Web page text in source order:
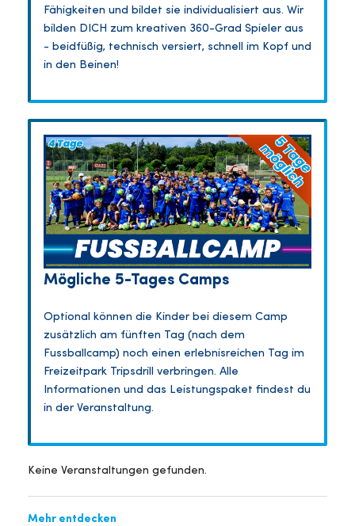
Fähigkeiten und bildet sie individualisiert aus. Wir
bilden DICH zum kreativen 360-Grad Spieler aus
- beidfüßig, technisch versiert, schnell im Kopf und
in den Beinen!
Mögliche 5-Tages Camps
Optional können die Kinder bei diesem Camp
zusätzlich am fünften Tag (nach dem
Fussballcamp) noch einen erlebnisreichen Tag im
Freizeitpark Tripsdrill verbringen. Alle
Informationen und das Leistungspaket findest du
in der Veranstaltung.
Keine Veranstaltungen gefunden.
Mehr entdecken